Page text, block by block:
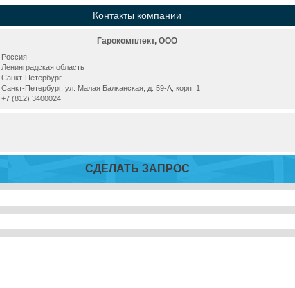
Контакты компании
Гарокомплект, ООО
Россия
Ленинградская область
Санкт-Петербург
Санкт-Петербург, ул. Малая Балканская, д. 59-А, корп. 1
+7 (812) 3400024
СДЕЛАТЬ ЗАПРОС